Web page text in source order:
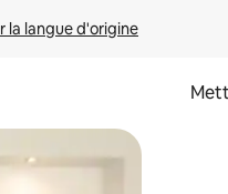
la langue d'origine